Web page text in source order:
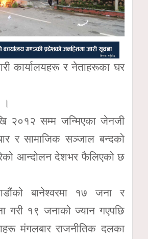
कार्यालयहरू र नेताहरूका घर
।
२०१२ सम्म जन्मिएका जेनजी
र सामाजिक सञ्जाल बन्दको
आन्दोलन देशभर फैलिएको छ
बानेश्वरमा १७ जना र
गरी १९ जनाको ज्यान गएपछि
मंगलबार राजनीतिक दलका